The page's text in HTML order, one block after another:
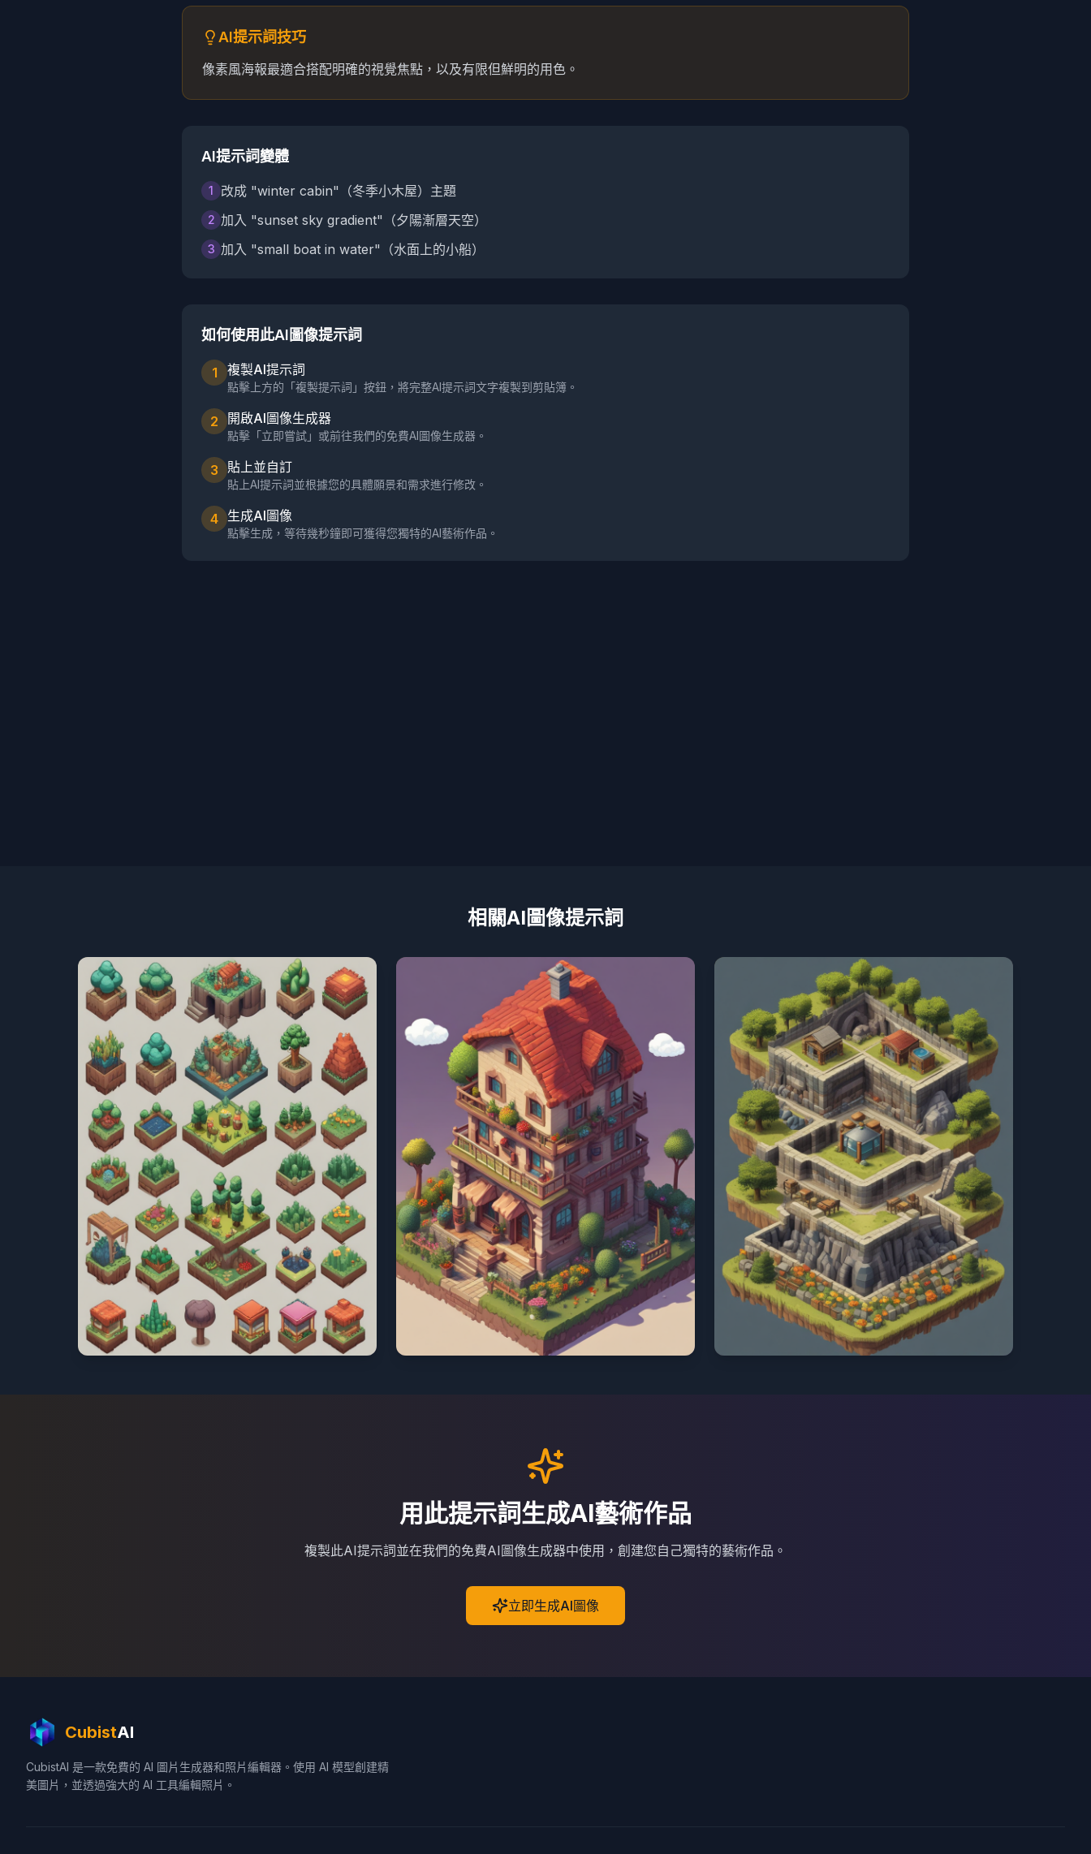
AI提示詞技巧
像素風海報最適合搭配明確的視覺焦點，以及有限但鮮明的用色。
AI提示詞變體
1 改成 "winter cabin"（冬季小木屋）主題
2 加入 "sunset sky gradient"（夕陽漸層天空）
3 加入 "small boat in water"（水面上的小船）
如何使用此AI圖像提示詞
1 複製AI提示詞
點擊上方的「複製提示詞」按鈕，將完整AI提示詞文字複製到剪貼簿。
2 開啟AI圖像生成器
點擊「立即嘗試」或前往我們的免費AI圖像生成器。
3 貼上並自訂
貼上AI提示詞並根據您的具體願景和需求進行修改。
4 生成AI圖像
點擊生成，等待幾秒鐘即可獲得您獨特的AI藝術作品。
相關AI圖像提示詞
用此提示詞生成AI藝術作品
複製此AI提示詞並在我們的免費AI圖像生成器中使用，創建您自己獨特的藝術作品。
立即生成AI圖像
CubistAI
CubistAI 是一款免費的 AI 圖片生成器和照片編輯器。使用 AI 模型創建精
美圖片，並透過強大的 AI 工具編輯照片。